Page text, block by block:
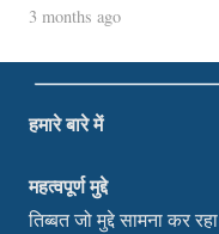
3 months ago
हमारे बारे में
महत्वपूर्ण मुद्दे
तिब्बत जो मुद्दे सामना कर रहा